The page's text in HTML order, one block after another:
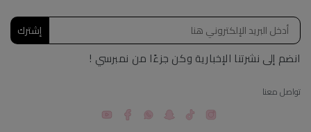
إشترك
انضم إلى نشرتنا الإخبارية وكن جزءًا من نمبرسي !
تواصل معنا
Instagram
TikTok
Snapchat
Facebook
YouTube